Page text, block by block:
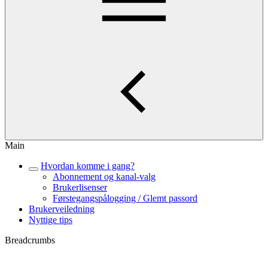
Main
Hvordan komme i gang?
Abonnement og kanal-valg
Brukerlisenser
Førstegangspålogging / Glemt passord
Brukerveiledning
Nyttige tips
Breadcrumbs